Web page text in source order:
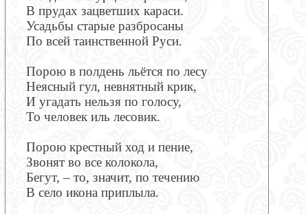
В прудах зацветших караси.
Усадьбы старые разбросаны
По всей таинственной Руси.
Порою в полдень льётся по лесу
Неясный гул, невнятный крик,
И угадать нельзя по голосу,
То человек иль лесовик.
Порою крестный ход и пение,
Звонят во все колокола,
Бегут, – то, значит, по течению
В село икона приплыла.